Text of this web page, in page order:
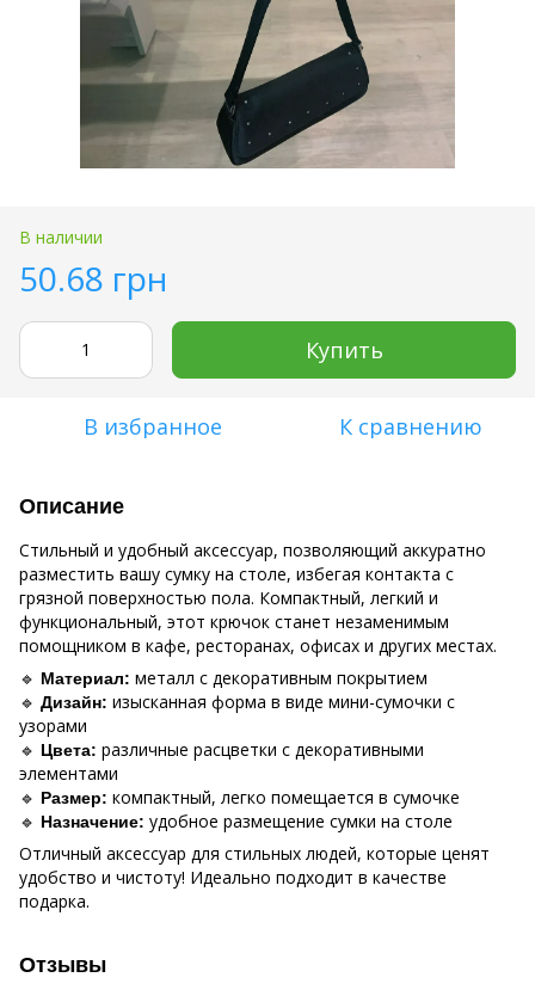
В наличии
50.68 грн
Купить
В избранное К сравнению
Описание
Стильный и удобный аксессуар, позволяющий аккуратно
разместить вашу сумку на столе, избегая контакта с
грязной поверхностью пола. Компактный, легкий и
функциональный, этот крючок станет незаменимым
помощником в кафе, ресторанах, офисах и других местах.
🔹 Материал: металл с декоративным покрытием
🔹 Дизайн: изысканная форма в виде мини-сумочки с
узорами
🔹 Цвета: различные расцветки с декоративными
элементами
🔹 Размер: компактный, легко помещается в сумочке
🔹 Назначение: удобное размещение сумки на столе
Отличный аксессуар для стильных людей, которые ценят
удобство и чистоту! Идеально подходит в качестве
подарка.
Отзывы